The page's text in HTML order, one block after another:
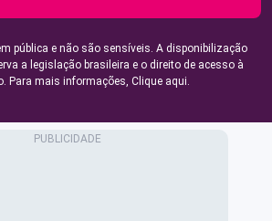
pública e não são sensíveis. A disponibilização
a legislação brasileira e o direito de acesso à
Para mais informações, Clique aqui.